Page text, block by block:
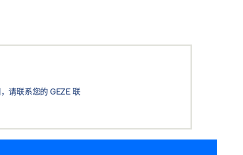
请联系您的 GEZE 联